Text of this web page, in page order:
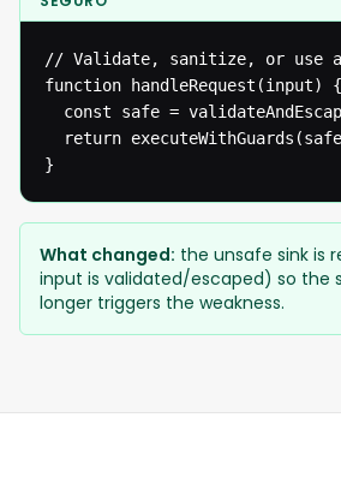
// Validate, sanitize, or use
function handleRequest(input) {
const safe =
return
}
What changed: the unsafe sink is
input is validated/escaped) so the
longer triggers the weakness.